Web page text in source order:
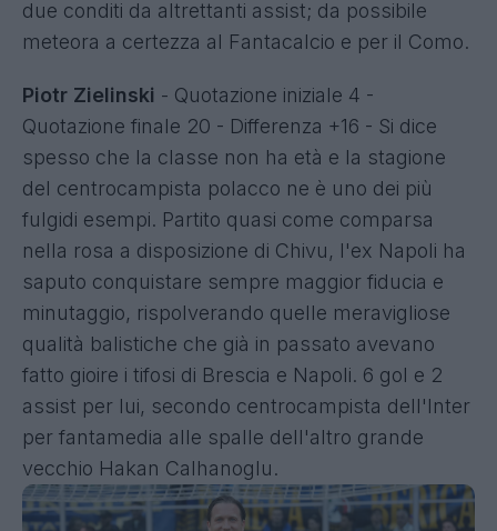
due conditi da altrettanti assist; da possibile
meteora a certezza al Fantacalcio e per il Como.
Piotr Zielinski - Quotazione iniziale 4 -
Quotazione finale 20 - Differenza +16 - Si dice
spesso che la classe non ha età e la stagione
del centrocampista polacco ne è uno dei più
fulgidi esempi. Partito quasi come comparsa
nella rosa a disposizione di Chivu, l'ex Napoli ha
saputo conquistare sempre maggior fiducia e
minutaggio, rispolverando quelle meravigliose
qualità balistiche che già in passato avevano
fatto gioire i tifosi di Brescia e Napoli. 6 gol e 2
assist per lui, secondo centrocampista dell'Inter
per fantamedia alle spalle dell'altro grande
vecchio Hakan Calhanoglu.